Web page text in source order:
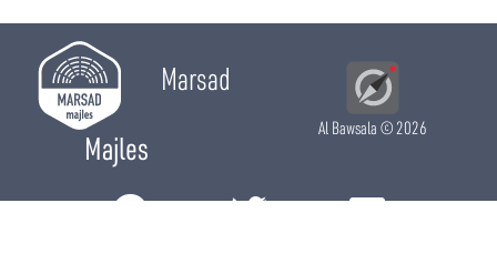
Marsad
Majles
Al Bawsala© 2026